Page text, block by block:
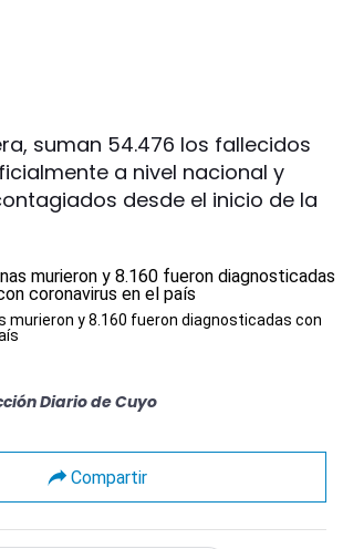
suman 54.476 los fallecidos
a nivel nacional y
desde el inicio de la
murieron y 8.160 fueron diagnosticadas con
Diario de Cuyo
Compartir